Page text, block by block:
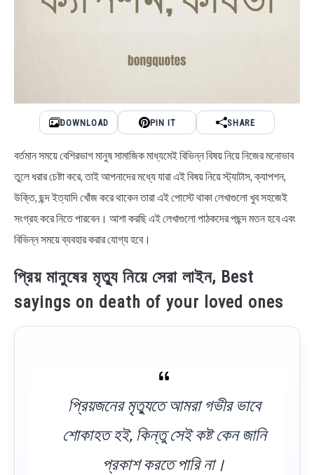
DOWNLOAD PIN IT SHARE
বর্তমান সময়ে বেশিরভাগ মানুষ সামাজিক মাধ্যমেই বিভিন্ন বিষয় নিয়ে নিজের মনোভাব
তুলে ধরার চেষ্টা করে, তাই আপনাদের মধ্যে যারা এই বিষয় নিয়ে স্ট্যাটাস, ক্যাপশন,
উক্তি, ছন্দ ইত্যাদি খোঁজ করে থাকেন তারা এই পোস্টে থাকা লেখাগুলো খুব সহজেই
সংগ্রহ করে নিতে পারবেন। আশা করছি এই লেখাগুলো পাঠকদের পছন্দ মতন হবে এবং
বিভিন্ন সময়ে ব্যবহার করার যোগ্য হবে।
প্রিয় মানুষের মৃত্যু নিয়ে সেরা লাইন, Best
sayings on death of your loved ones
প্রিয়জনের মৃত্যুতে আমরা গভীর ভাবে
শোকাহত হই, কিন্তু সেই কষ্ট কেন জানি
প্রকাশ করতে পারি না।